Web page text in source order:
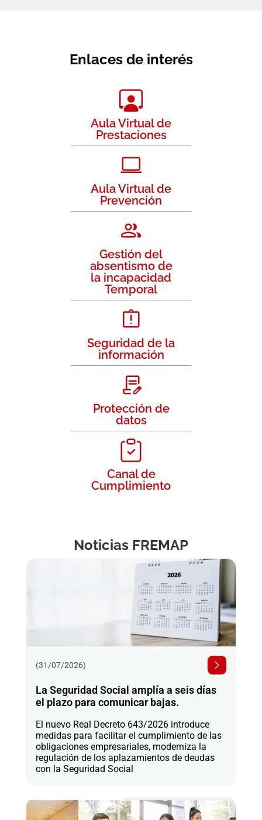
Enlaces de interés
Aula Virtual de
Prestaciones
Aula Virtual de
Prevención
Gestión del
absentismo de
la incapacidad
Temporal
Seguridad de la
información
Protección de
datos
Canal de
Cumplimiento
Noticias FREMAP
(31/07/2026)
La Seguridad Social amplía a seis días
el plazo para comunicar bajas.
El nuevo Real Decreto 643/2026 introduce
medidas para facilitar el cumplimiento de las
obligaciones empresariales, moderniza la
regulación de los aplazamientos de deudas
con la Seguridad Social